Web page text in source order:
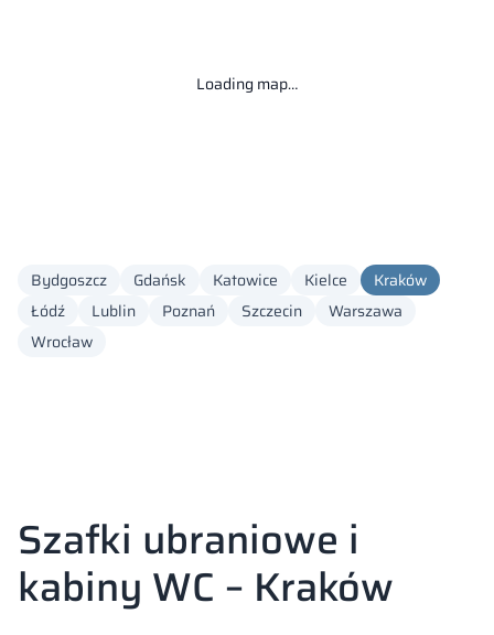
Loading map…
Bydgoszcz Gdańsk Katowice Kielce
Kraków
Łódź
Lublin Poznań Szczecin
Warszawa
Wrocław
Szafki ubraniowe i
kabiny WC – Kraków